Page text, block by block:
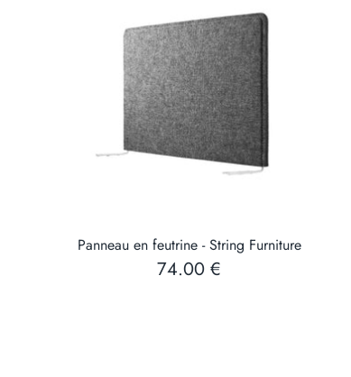
Panneau en feutrine - String Furniture
74.00 €